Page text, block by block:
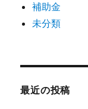
補助金
未分類
最近の投稿